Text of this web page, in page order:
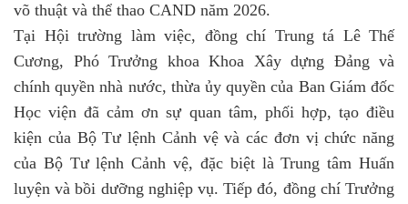
võ thuật và thể thao CAND năm 2026.
Tại Hội trường làm việc, đồng chí Trung tá Lê Thế
Cương, Phó Trưởng khoa Khoa Xây dựng Đảng và
chính quyền nhà nước, thừa ủy quyền của Ban Giám đốc
Học viện đã cảm ơn sự quan tâm, phối hợp, tạo điều
kiện của Bộ Tư lệnh Cảnh vệ và các đơn vị chức năng
của Bộ Tư lệnh Cảnh vệ, đặc biệt là Trung tâm Huấn
luyện và bồi dưỡng nghiệp vụ. Tiếp đó, đồng chí Trưởng